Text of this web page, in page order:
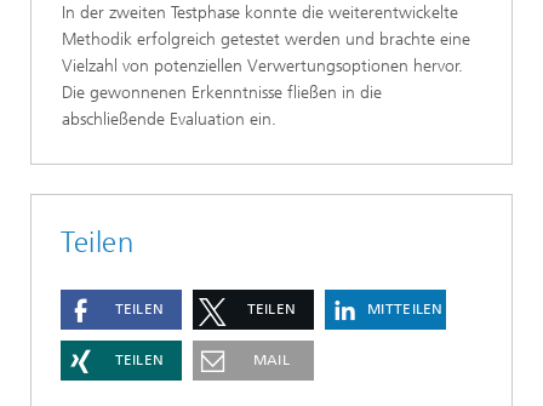
In der zweiten Testphase konnte die weiterentwickelte
Methodik erfolgreich getestet werden und brachte eine
Vielzahl von potenziellen Verwertungsoptionen hervor.
Die gewonnenen Erkenntnisse fließen in die
abschließende Evaluation ein.
Teilen
TEILEN TEILEN MITTEILEN
TEILEN MAIL